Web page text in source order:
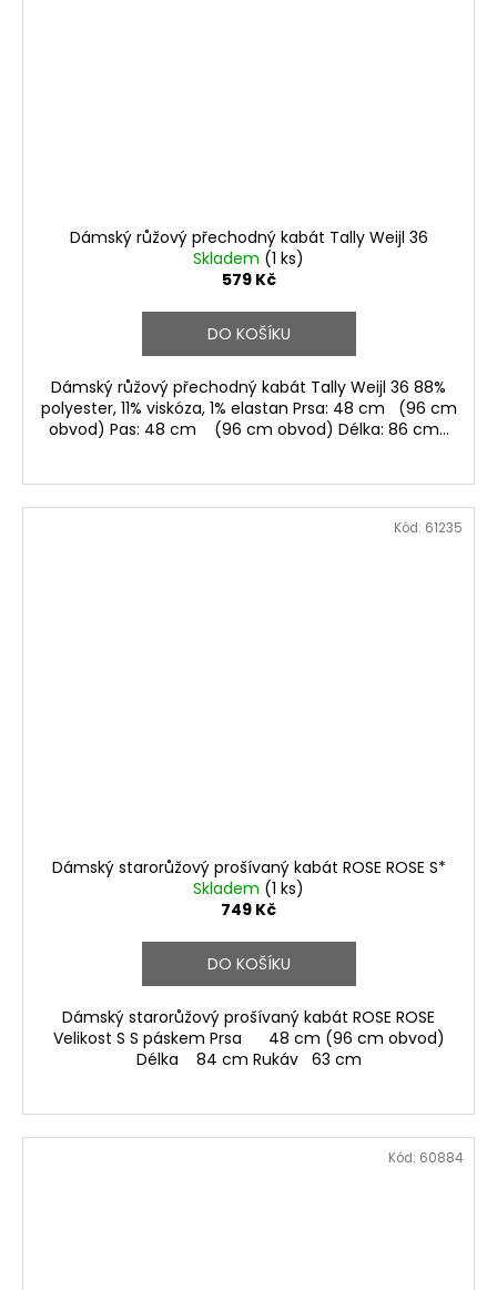
Dámský růžový přechodný kabát Tally Weijl 36
Skladem (1 ks)
579 Kč
DO KOŠÍKU
Dámský růžový přechodný kabát Tally Weijl 36 88%
polyester, 11% viskóza, 1% elastan Prsa: 48 cm (96 cm
obvod) Pas: 48 cm (96 cm obvod) Délka: 86 cm...
Dámský starorůžový prošívaný kabát ROSE ROSE S*
Skladem (1 ks)
749 Kč
DO KOŠÍKU
Dámský starorůžový prošívaný kabát ROSE ROSE
Velikost S S páskem Prsa 48 cm (96 cm obvod)
Délka 84 cm Rukáv 63 cm
Kód: 61235
Kód: 60884